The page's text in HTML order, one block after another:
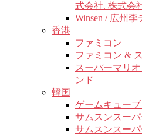
式会社. 株式会
Winsen / 広州
香港
ファミコン
ファミコン &
スーパーマリ
ンド
韓国
ゲームキュー
サムスンスー
サムスンスー